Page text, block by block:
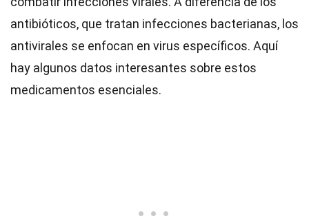
antibióticos, que tratan infecciones bacterianas, los
antivirales se enfocan en virus específicos. Aquí
hay algunos datos interesantes sobre estos
medicamentos esenciales.